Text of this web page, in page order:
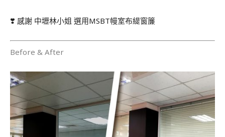
❣️ 感謝 中壢林小姐 選用MSBT幔室布緹窗簾
Before & After